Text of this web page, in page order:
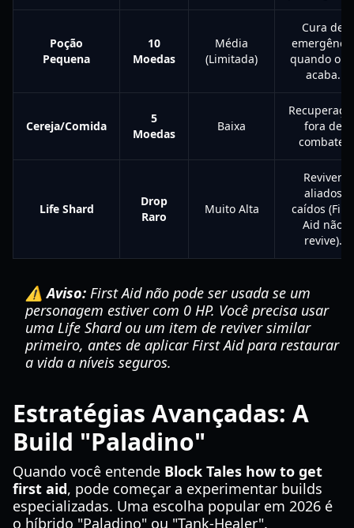
Poção
Pequena
10
Moedas
Média
(Limitada)
Cura de
emergência
quando o
acaba.
Cereja/Comida
5
Moedas
Baixa
fora de
combate.
Life Shard
Drop
Raro
Muito Alta
Reviver
aliados
caídos (First
Aid não
revive).
⚠️ Aviso: First Aid não pode ser usada se um
personagem estiver com 0 HP. Você precisa usar
uma Life Shard ou um item de reviver similar
primeiro, antes de aplicar First Aid para restaurar
a vida a níveis seguros.
Estratégias Avançadas: A
Build "Paladino"
Quando você entende Block Tales how to get
first aid, pode começar a experimentar builds
especializadas. Uma escolha popular em 2026 é
o híbrido "Paladino" ou "Tank-Healer".